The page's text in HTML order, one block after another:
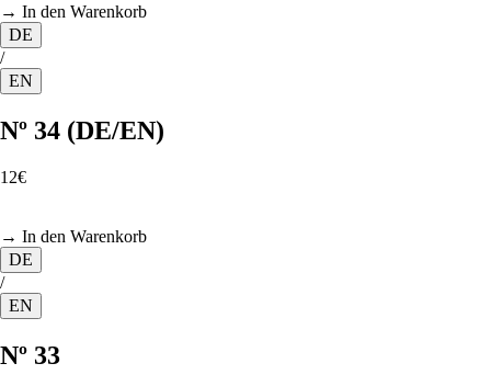
→ In den Warenkorb
DE
/
EN
Nº 34 (DE/EN)
12€
→ In den Warenkorb
DE
/
EN
Nº 33